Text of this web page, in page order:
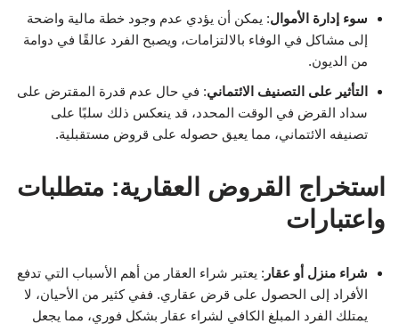
سوء إدارة الأموال: يمكن أن يؤدي عدم وجود خطة مالية واضحة
إلى مشاكل في الوفاء بالالتزامات، ويصبح الفرد عالقًا في دوامة
من الديون.
التأثير على التصنيف الائتماني: في حال عدم قدرة المقترض على
سداد القرض في الوقت المحدد، قد ينعكس ذلك سلبًا على
تصنيفه الائتماني، مما يعيق حصوله على قروض مستقبلية.
استخراج القروض العقارية: متطلبات
واعتبارات
شراء منزل أو عقار : يعتبر شراء العقار من أهم الأسباب التي تدفع
الأفراد إلى الحصول على قرض عقاري. ففي كثير من الأحيان، لا
يمتلك الفرد المبلغ الكافي لشراء عقار بشكل فوري، مما يجعل